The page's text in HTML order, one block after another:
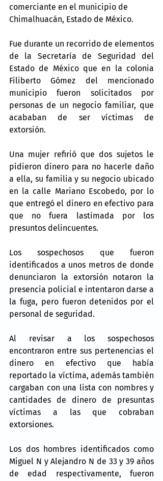
comerciante en el municipio de
Chimalhuacán, Estado de México.
Fue durante un recorrido de elementos
de la Secretaría de Seguridad del
Estado de México que en la colonia
Filiberto Gómez del mencionado
municipio fueron solicitados por
personas de un negocio familiar, que
acababan de ser víctimas de
extorsión.
Una mujer refirió que dos sujetos le
pidieron dinero para no hacerle daño
a ella, su familia y su negocio ubicado
en la calle Mariano Escobedo, por lo
que entregó el dinero en efectivo para
que no fuera lastimada por los
presuntos delincuentes.
Los sospechosos que fueron
identificados a unos metros de donde
denunciaron la extorsión notaron la
presencia policial e intentaron darse a
la fuga, pero fueron detenidos por el
personal de seguridad.
Al revisar a los sospechosos
encontraron entre sus pertenencias el
dinero en efectivo que había
reportado la víctima, además también
cargaban con una lista con nombres y
cantidades de dinero de presuntas
víctimas a las que cobraban
extorsiones.
Los dos hombres identificados como
Miguel N y Alejandro N de 33 y 39 años
de edad respectivamente, fueron